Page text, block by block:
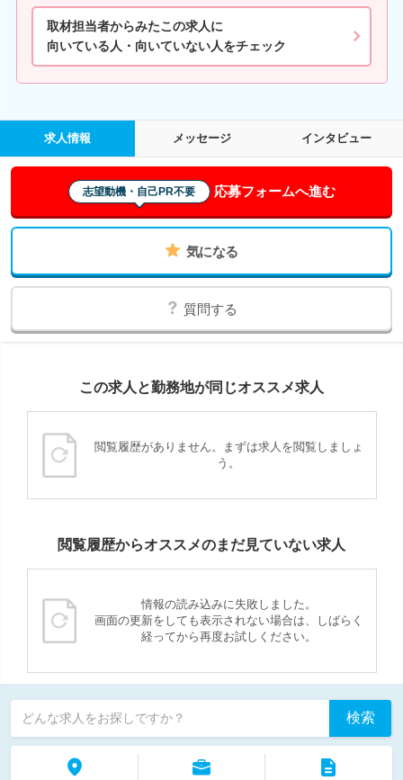
取材担当者からみたこの求人に
向いている人・向いていない人をチェック
求人情報 メッセージ インタビュー
志望動機・自己PR不要 応募フォームへ進む
気になる
質問する
この求人と勤務地が同じオススメ求人
閲覧履歴がありません。まずは求人を閲覧しましょ
う。
閲覧履歴からオススメのまだ見ていない求人
情報の読み込みに失敗しました。
画面の更新をしても表示されない場合は、しばらく
経ってから再度お試しください。
どんな求人をお探しですか？ 検索